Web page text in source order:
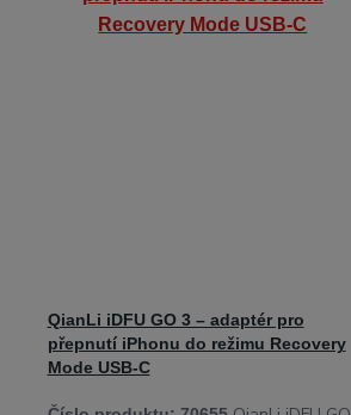
QianLi iDFU GO 3 – adaptér pro
přepnutí iPhonu do režimu Recovery
Mode USB-C